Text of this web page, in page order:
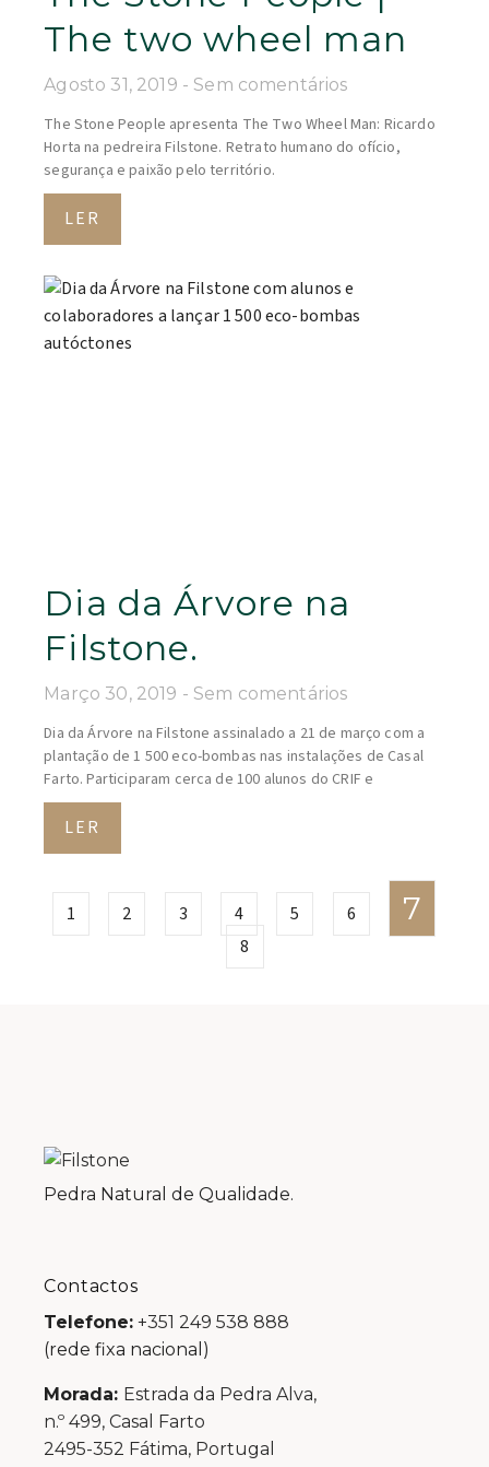
The two wheel man
Agosto 31, 2019 Sem comentários
The Stone People apresenta The Two Wheel Man: Ricardo
Horta na pedreira Filstone. Retrato humano do ofício,
segurança e paixão pelo território.
LER
Dia da Árvore na
Filstone.
Março 30, 2019 Sem comentários
Dia da Árvore na Filstone assinalado a 21 de março com a
plantação de 1 500 eco-bombas nas instalações de Casal
Farto. Participaram cerca de 100 alunos do CRIF e
LER
1 2 3 4 5 6 7
8
Pedra Natural de Qualidade.
Contactos
Telefone: +351 249 538 888
(rede fixa nacional)
Morada: Estrada da Pedra Alva,
n.º 499, Casal Farto
2495-352 Fátima, Portugal